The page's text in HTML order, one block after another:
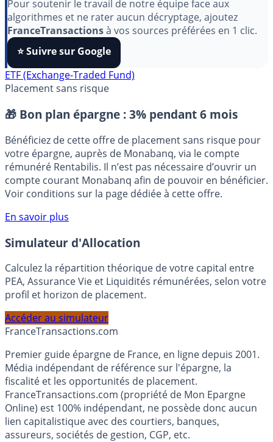
Pour soutenir le travail de notre équipe face aux
algorithmes et ne rater aucun décryptage, ajoutez
FranceTransactionsà vos sources préférées en 1 clic.
⭐️ Suivre sur Google
Placement sans risque
🎁 Bon plan épargne : 3% pendant 6 mois
Bénéficiez de cette offre de placement sans risque pour
votre épargne, auprès de Monabanq, via le compte
rémunéré Rentabilis. Il n’est pas nécessaire d’ouvrir un
Voir conditions sur la page dédiée à cette offre.
En savoir plus
Simulateur d'Allocation
Calculez la répartition théorique de votre capital entre
profil et horizon de placement.
FranceTransactions.com
Premier guide épargne de France, en ligne depuis 2001.
Média indépendant de référence sur l'épargne, la
fiscalité et les opportunités de placement.
FranceTransactions.com (propriété de Mon Epargne
Online) est 100% indépendant, ne possède donc aucun